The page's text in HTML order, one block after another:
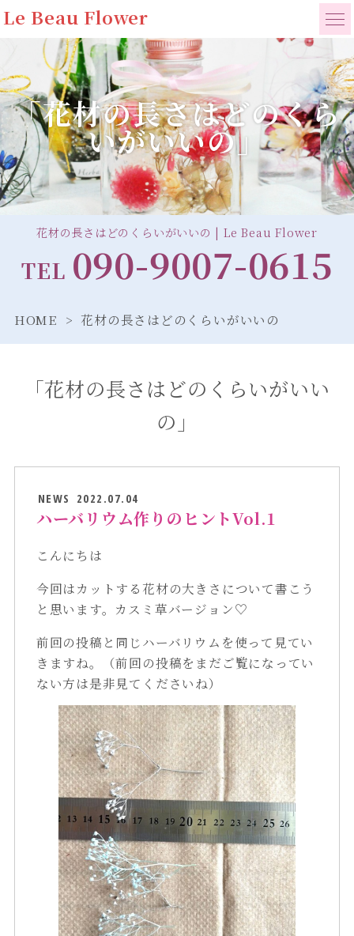
Le Beau Flower
「花材の長さはどのくら
いがいいの」
花材の長さはどのくらいがいいの | Le Beau Flower
TEL 090-9007-0615
HOME 花材の長さはどのくらいがいいの
「花材の長さはどのくらいがいい
の」
NEWS 2022.07.04
ハーバリウム作りのヒントVol.1
こんにちは
今回はカットする花材の大きさについて書こう
と思います。カスミ草バージョン♡
前回の投稿と同じハーバリウムを使って見てい
きますね。（前回の投稿をまだご覧になってい
ない方は是非見てくださいね）